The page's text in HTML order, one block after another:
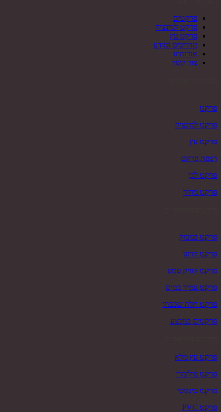
פרקטים
פרקט למינציה
פרקט עץ
מדריכים ומידע
אודותינו
צור קשר
פרקט
פרקט למינציה
פרקט עץ
רצפת פרקט
פרקט לבן
פרקט מחיר
פרקט במבוק
פרקט קרונו
פרקט קוויק סטפ
פרקט עמיד במים
פרקט תלת שכבתי
פרקטים במבצע
פרקט עץ מלא
פרקט פולימרי
פרקט סינטטי
פרקט PVC